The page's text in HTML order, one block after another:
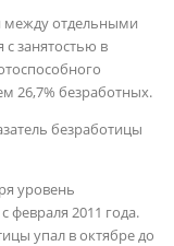
между отдельными
занятостью в
26,7% безработных.
безработицы
уровень
февраля 2011 года.
упал в октябре до